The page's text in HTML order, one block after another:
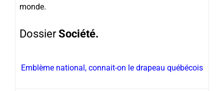
monde.
DossierSociété.
Emblème national, connait-on le drapeau québécois